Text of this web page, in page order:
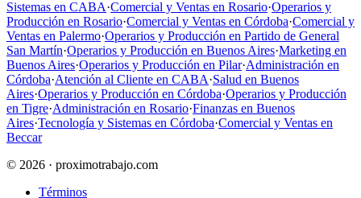
Sistemas en CABA·Comercial y Ventas en Rosario·Operarios y
Producción en Rosario·Comercial y Ventas en Córdoba·Comercial y
Ventas en Palermo·Operarios y Producción en Partido de General
San Martín·Operarios y Producción en Buenos Aires·Marketing en
Buenos Aires·Operarios y Producción en Pilar·Administración en
Córdoba·Atención al Cliente en CABA·Salud en Buenos
Aires·Operarios y Producción en Córdoba·Operarios y Producción
en Tigre·Administración en Rosario·Finanzas en Buenos
Aires·Tecnología y Sistemas en Córdoba·Comercial y Ventas en
Beccar
© 2026 · proximotrabajo.com
Términos